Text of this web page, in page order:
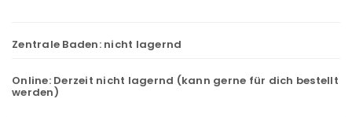
Zentrale Baden: nicht lagernd
Online: Derzeit nicht lagernd (kann gerne für dich bestellt
werden)